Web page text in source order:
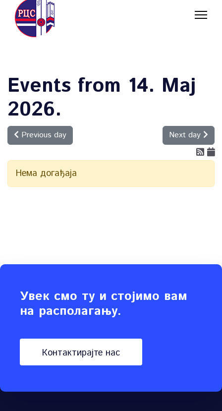
Events from 14. Мај
2026.
Previous day Next day
Нема догађаја
Увек смо ту и стојимо вам
на располагању.
контактирајте нас